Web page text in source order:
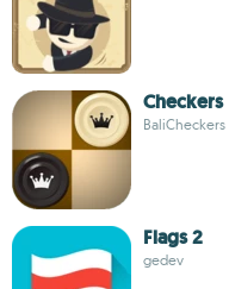
Checkers
BaliCheckers
Flags 2
gedev